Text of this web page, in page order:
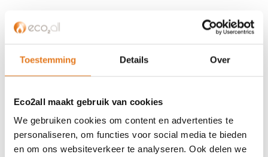
Toestemming Details Over
Eco2all maakt gebruik van cookies
We gebruiken cookies om content en advertenties te
personaliseren, om functies voor social media te bieden
en om ons websiteverkeer te analyseren. Ook delen we
Partner worden?
Over ons
Algemene voorwaarden
ISDE-subsidie
Partner Locator
Contact